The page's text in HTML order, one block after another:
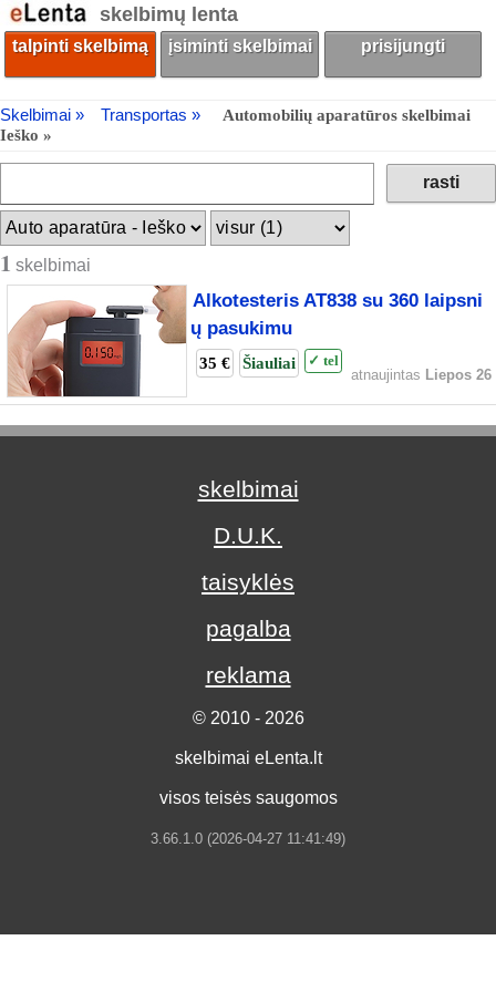
skelbimų lenta
talpinti skelbimą įsiminti skelbimai prisijungti
Skelbimai » Transportas »
Automobilių aparatūros skelbimai
Ieško »
1 skelbimai
Alkotesteris AT838 su 360 laipsni
ų pasukimu
35 € Šiauliai ✓ tel
atnaujintas Liepos 26
skelbimai
D.U.K.
taisyklės
pagalba
reklama
© 2010 - 2026
skelbimai eLenta.lt
visos teisės saugomos
3.66.1.0 (2026-04-27 11:41:49)